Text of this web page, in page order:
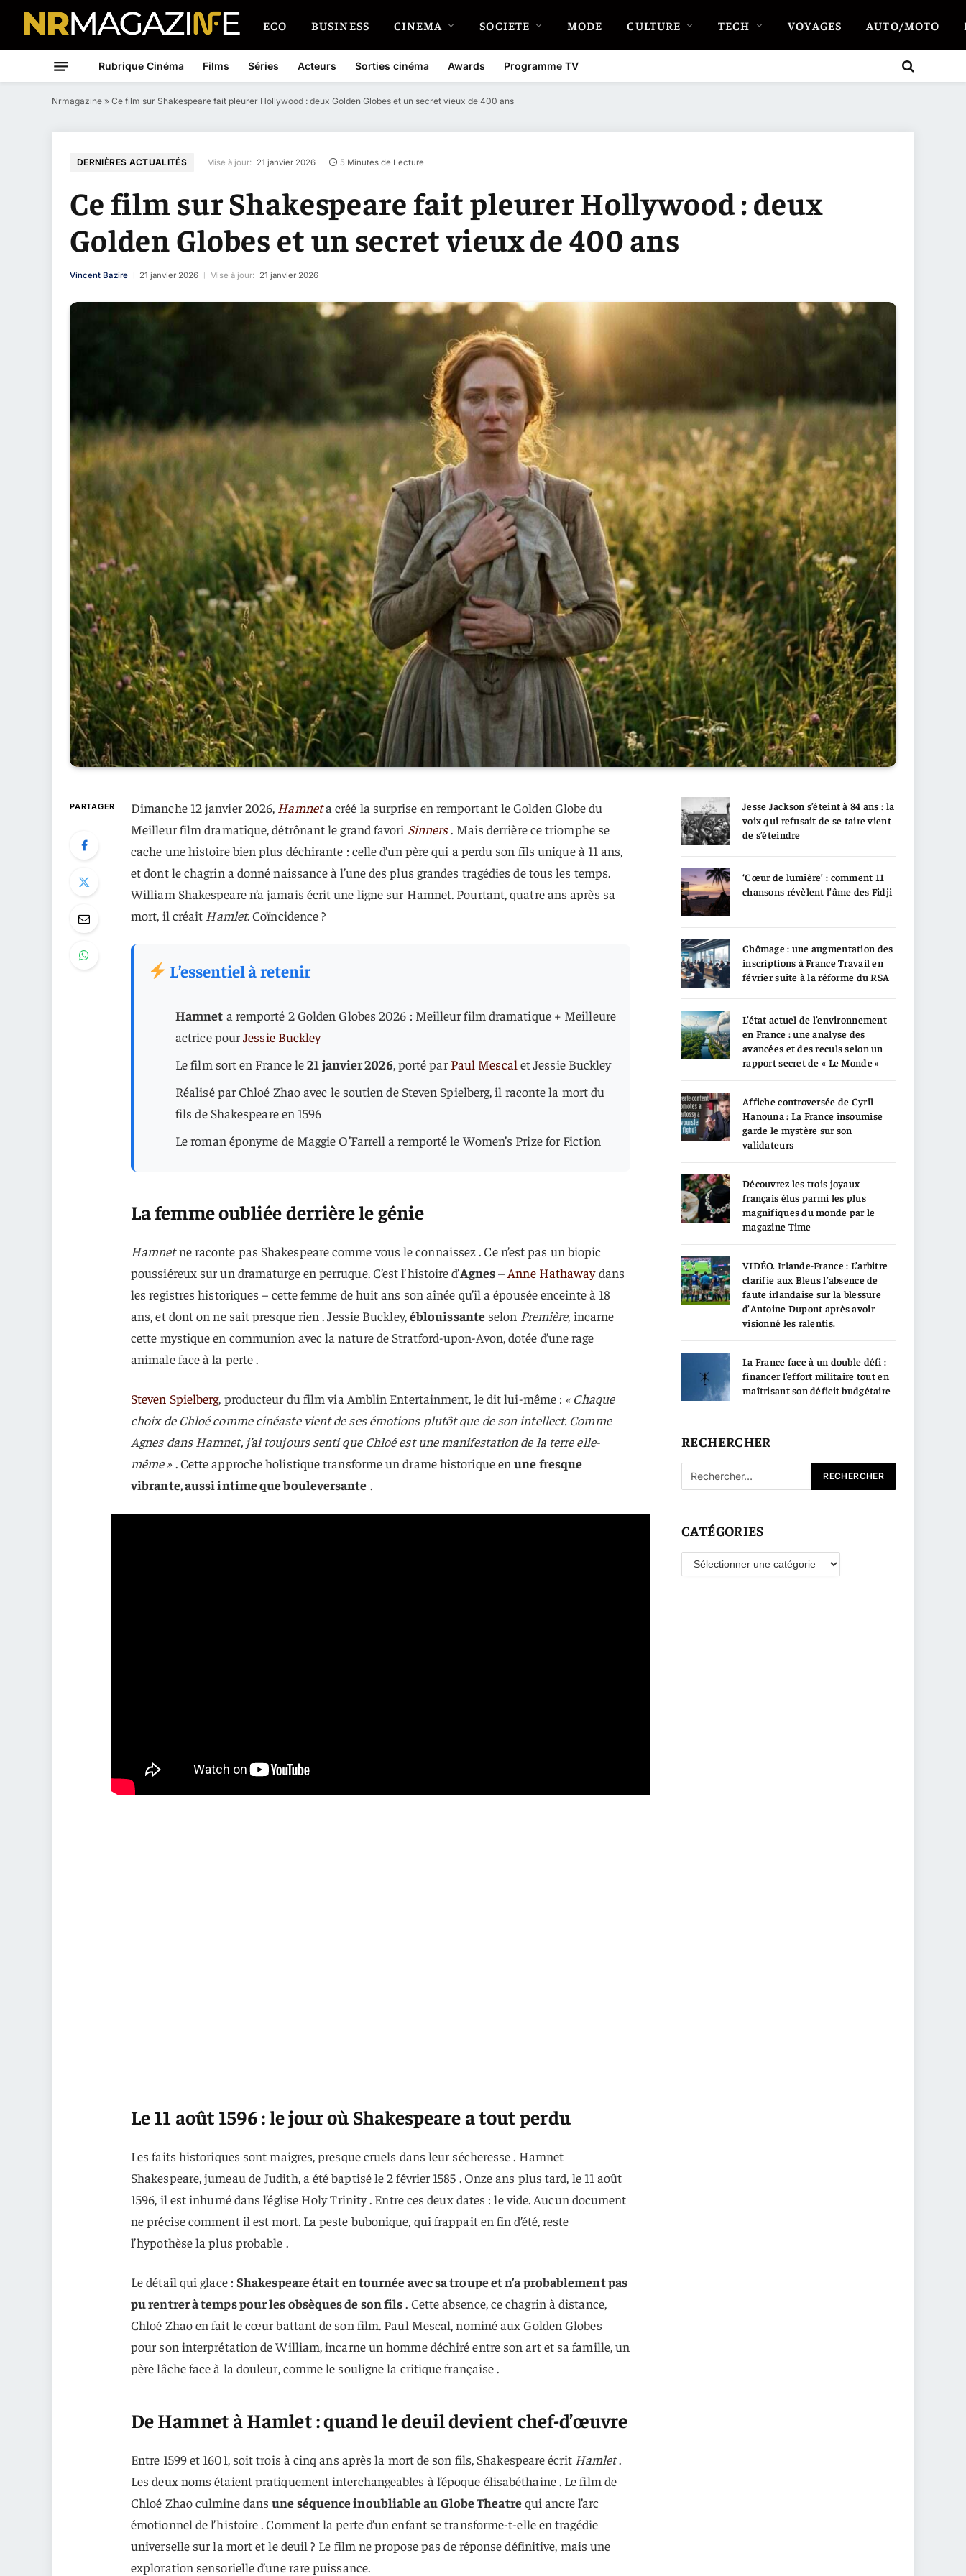
ECO BUSINESS CINEMA SOCIETE MODE CULTURE TECH VOYAGES AUTO/MOTO
Rubrique Cinéma Films Séries Acteurs Sorties cinéma Awards Programme TV
Nrmagazine » Ce film sur Shakespeare fait pleurer Hollywood : deux Golden Globes et un secret vieux de 400 ans
DERNIÈRES ACTUALITÉS Mise à jour: 21 janvier 2026 5 Minutes de Lecture
Ce film sur Shakespeare fait pleurer Hollywood : deux
Golden Globes et un secret vieux de 400 ans
Vincent Bazire 21 janvier 2026 Mise à jour: 21 janvier 2026
PARTAGER Dimanche 12 janvier 2026, Hamneta créé la surprise en remportant le Golden Globe du
Meilleur film dramatique, détrônant le grand favori Sinners. Mais derrière ce triomphe se
cache une histoire bien plus déchirante : celle d’un père qui a perdu son fils unique à 11 ans,
et dont le chagrin a donné naissance à l’une des plus grandes tragédies de tous les temps.
William Shakespeare n’a jamais écrit une ligne sur Hamnet. Pourtant, quatre ans après sa
mort, il créait Hamlet. Coïncidence ?
L’essentiel à retenir
Hamnet a remporté 2 Golden Globes 2026 : Meilleur film dramatique + Meilleure
actrice pourJessie Buckley
Le film sort en France le21 janvier 2026, porté par Paul Mescal et Jessie Buckley
Réalisé par Chloé Zhao avec le soutien de Steven Spielberg, il raconte la mort du
fils de Shakespeare en 1596
Le roman éponyme de Maggie O’Farrell a remporté le Women’s Prize for Fiction
La femme oubliée derrière le génie
Hamnetne raconte pas Shakespeare comme vous le connaissez . Ce n’est pas un biopic
poussiéreux sur un dramaturge en perruque. C’est l’histoire d’Agnes– Anne Hathawaydans
les registres historiques – cette femme de huit ans son aînée qu’il a épousée enceinte à 18
ans, et dont on ne sait presque rien . Jessie Buckley,éblouissante selon Première, incarne
cette mystique en communion avec la nature de Stratford-upon-Avon, dotée d’une rage
animale face à la perte .
Steven Spielberg, producteur du film via Amblin Entertainment, le dit lui-même : « Chaque
choix de Chloé comme cinéaste vient de ses émotions plutôt que de son intellect. Comme
Agnes dans Hamnet, j’ai toujours senti que Chloé est une manifestation de la terre elle-
même ». Cette approche holistique transforme un drame historique enune fresque
vibrante, aussi intime que bouleversante .
Le 11 août 1596 : le jour où Shakespeare a tout perdu
Les faits historiques sont maigres, presque cruels dans leur sécheresse . Hamnet
Shakespeare, jumeau de Judith, a été baptisé le 2 février 1585 . Onze ans plus tard, le 11 août
1596, il est inhumé dans l’église Holy Trinity . Entre ces deux dates : le vide. Aucun document
ne précise comment il est mort. La peste bubonique, qui frappait en fin d’été, reste
l’hypothèse la plus probable .
Le détail qui glace : Shakespeare était en tournée avec sa troupe et n’a probablement pas
pu rentrer à temps pour les obsèques de son fils. Cette absence, ce chagrin à distance,
Chloé Zhao en fait le cœur battant de son film. Paul Mescal, nominé aux Golden Globes
pour son interprétation de William, incarne un homme déchiré entre son art et sa famille, un
père lâche face à la douleur, comme le souligne la critique française .
De Hamnet à Hamlet : quand le deuil devient chef-d’œuvre
Entre 1599 et 1601, soit trois à cinq ans après la mort de son fils, Shakespeare écrit Hamlet.
Les deux noms étaient pratiquement interchangeables à l’époque élisabéthaine . Le film de
Chloé Zhao culmine dansune séquence inoubliable au Globe Theatrequi ancre l’arc
émotionnel de l’histoire . Comment la perte d’un enfant se transforme-t-elle en tragédie
universelle sur la mort et le deuil ? Le film ne propose pas de réponse définitive, mais une
exploration sensorielle d’une rare puissance.
Jesse Jackson s’éteint à 84 ans : la
voix qui refusait de se taire vient
de s’éteindre
‘Cœur de lumière’ : comment 11
chansons révèlent l’âme des Fidji
Chômage : une augmentation des
inscriptions à France Travail en
février suite à la réforme du RSA
L’état actuel de l’environnement
en France : une analyse des
avancées et des reculs selon un
rapport secret de « Le Monde »
Affiche controversée de Cyril
Hanouna : La France insoumise
garde le mystère sur son
validateurs
Découvrez les trois joyaux
français élus parmi les plus
magnifiques du monde par le
magazine Time
VIDÉO. Irlande-France : L’arbitre
clarifie aux Bleus l’absence de
faute irlandaise sur la blessure
d’Antoine Dupont après avoir
visionné les ralentis.
La France face à un double défi :
financer l’effort militaire tout en
maîtrisant son déficit budgétaire
RECHERCHER
CATÉGORIES
Catégories